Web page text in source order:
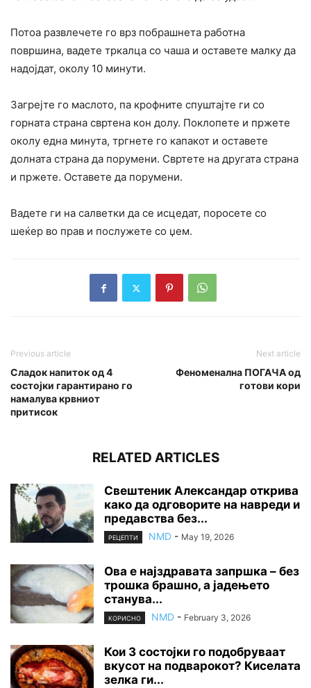
Потоа развлечете го врз побрашнета работна
површина, вадете тркалца со чаша и оставете малку да
надојдат, околу 10 минути.
Загрејте го маслото, па крофните спуштајте ги со
горната страна свртена кон долу. Поклопете и пржете
околу една минута, тргнете го капакот и оставете
долната страна да порумени. Свртете на другата страна
и пржете. Оставете да порумени.
Вадете ги на салветки да се исцедат, поросете со
шеќер во прав и послужете со џем.
Previous article
Сладок напиток од 4
состојки гарантирано го
намалува крвниот
притисок
Next article
Феноменална ПОГАЧА од
готови кори
RELATED ARTICLES
Свештеник Александар открива
како да одговорите на навреди и
предавства без...
РЕЦЕПТИ NMD - May 19, 2026
Ова е најздравата запршка – без
трошка брашно, а јадењето
станува...
КОРИСНО NMD - February 3, 2026
Кои 3 состојки го подобруваат
вкусот на подварокот? Киселата
зелка ги...